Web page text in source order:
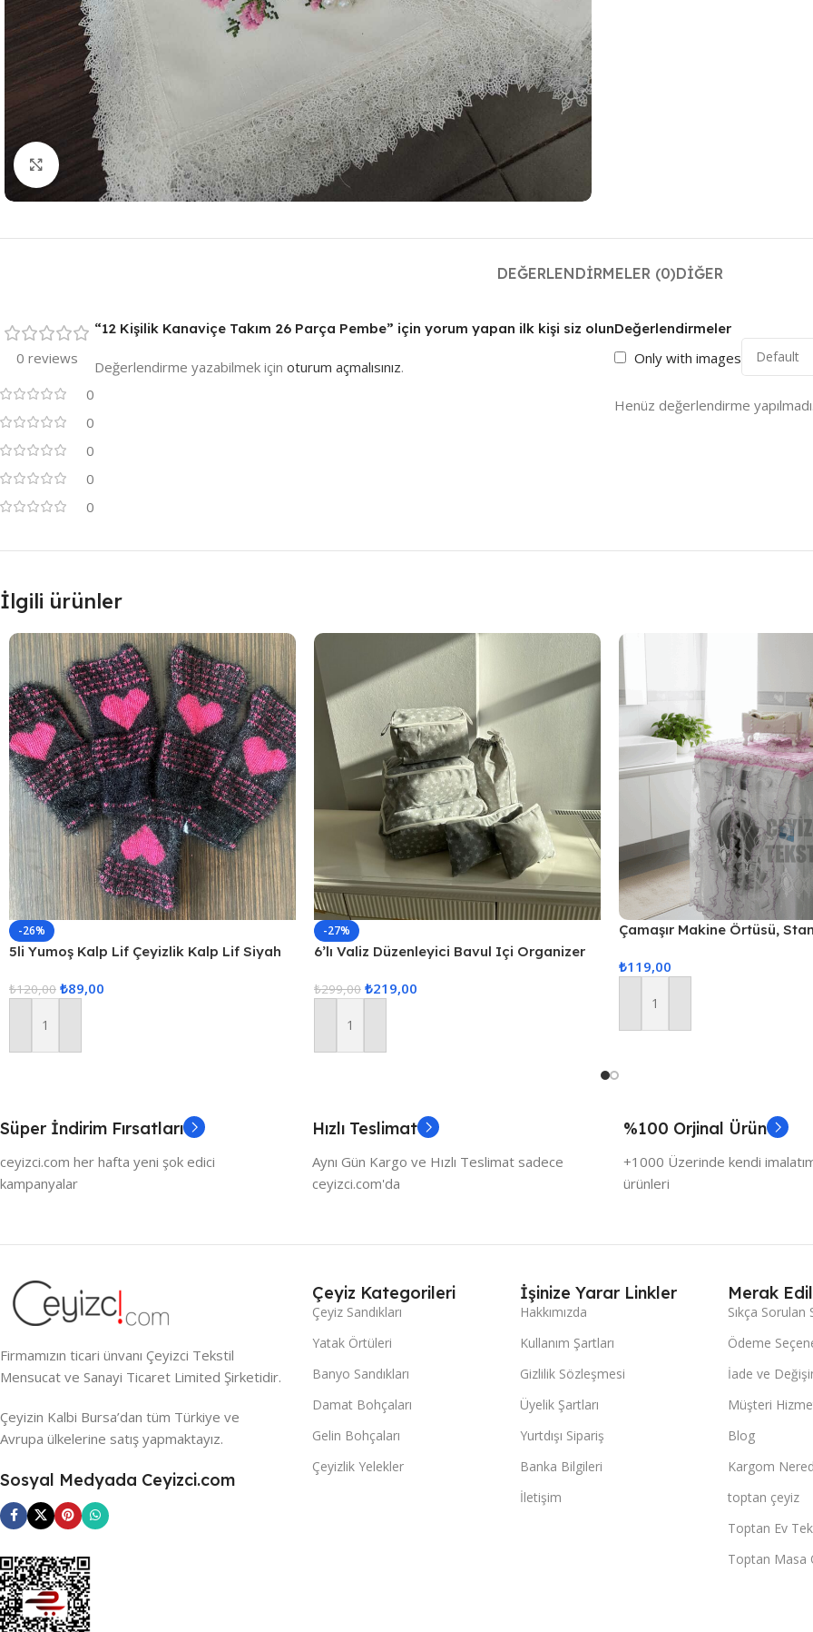
Resmi Büyüt
DEĞERLENDIRMELER (0)DIĞER
0 reviews
0
0
0
0
0
Değerlendirmeler
Only with images
Henüz değerlendirme
“12 Kişilik Kanaviçe Takım 26 Parça Pembe” için yorum yapan ilk kişi siz olun
Değerlendirme yazabilmek için oturum açmalısınız.
İlgili ürünler
-26%
5li Yumoş Kalp Lif Çeyizlik Kalp Lif Siyah
₺120,00 ₺89,00
Sepete Ekle
-27%
6’lı Valiz Düzenleyici Bavul Içi Organizer
₺299,00 ₺219,00
Sepete Ekle
Çamaşır Makine Örtüsü,
₺119,00
Sepete Ekle
Süper İndirim Fırsatları
ceyizci.com her hafta yeni şok edici
kampanyalar
Hızlı Teslimat
Aynı Gün Kargo ve Hızlı Teslimat sadece
ceyizci.com'da
%100 Orjinal Ürün
+1000 Üzerinde kendi
ürünleri
Firmamızın ticari ünvanı Çeyizci Tekstil
Mensucat ve Sanayi Ticaret Limited Şirketidir.
Çeyizin Kalbi Bursa’dan tüm Türkiye ve
Avrupa ülkelerine satış yapmaktayız.
Sosyal Medyada Ceyizci.com
Çeyiz Kategorileri
Çeyiz Sandıkları
Yatak Örtüleri
Banyo Sandıkları
Damat Bohçaları
Gelin Bohçaları
Çeyizlik Yelekler
İşinize Yarar Linkler
Hakkımızda
Kullanım Şartları
Gizlilik Sözleşmesi
Üyelik Şartları
Yurtdışı Sipariş
Banka Bilgileri
İletişim
Merak
Sıkça Sorulan
Ödeme
İade ve
Müşteri
Blog
Kargom
toptan çeyiz
Toptan Ev
Toptan Masa